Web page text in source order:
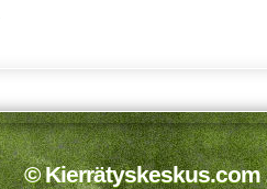
© Kierrätyskeskus.com